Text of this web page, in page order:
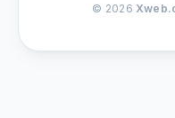
© 2026